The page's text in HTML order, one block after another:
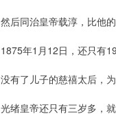
然后同治皇帝载淳，比他
1875年1月12日，还只有
没有了儿子的慈禧太后，
光绪皇帝还只有三岁多，